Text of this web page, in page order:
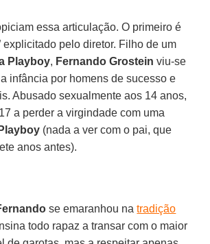
essa articulação. O primeiro é
explicitado pelo diretor. Filho de um
Playboy, Fernando Grostein viu-se
infância por homens de sucesso e
Abusado sexualmente aos 14 anos,
a perder a virgindade com uma
Playboy (nada a ver com o pai, que
anos antes).
se emaranhou natradição
todo rapaz a transar com o maior